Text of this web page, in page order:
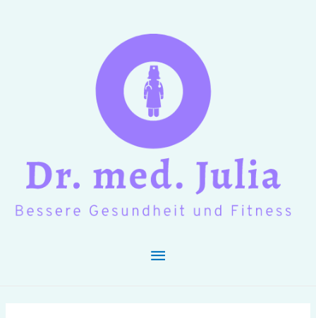
Hauptmenü